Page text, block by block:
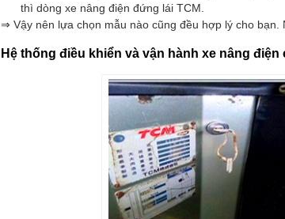
thì dòng xe nâng điện đứng lái TCM.
⇒ Vậy nên lựa chọn mẫu nào cũng đều hợp lý cho bạn.
Hệ thống điều khiển và vận hành xe nâng điện